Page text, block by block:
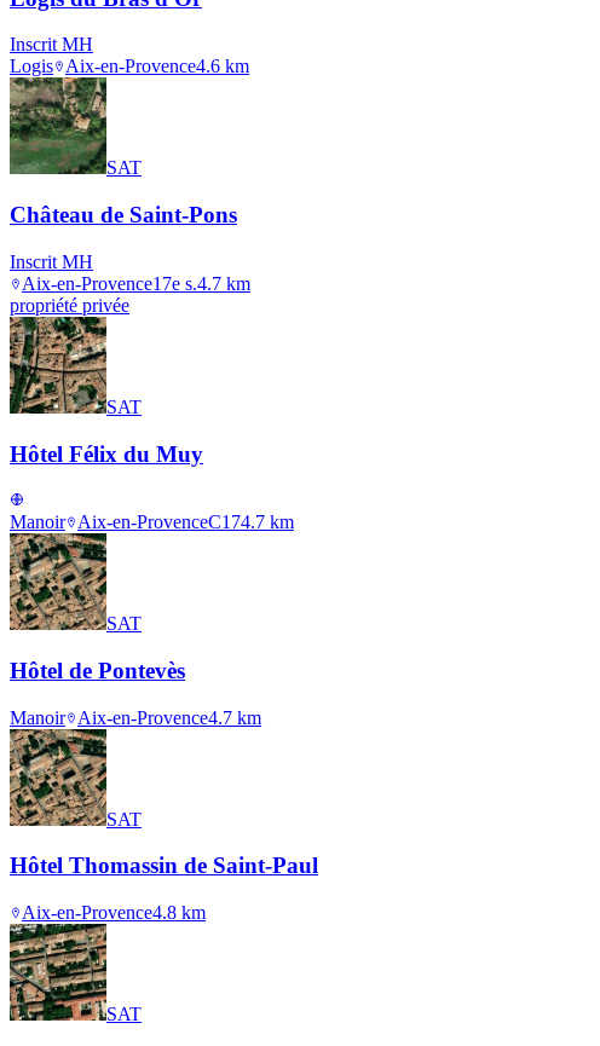
Inscrit MH
Logis
Aix-en-Provence4.6 km
SAT
Château de Saint-Pons
Inscrit MH
Aix-en-Provence17e s.4.7 km
propriété privée
SAT
Hôtel Félix du Muy
Manoir Aix-en-ProvenceC174.7 km
SAT
Hôtel de Pontevès
Manoir Aix-en-Provence4.7 km
SAT
Hôtel Thomassin de Saint-Paul
Aix-en-Provence4.8 km
SAT